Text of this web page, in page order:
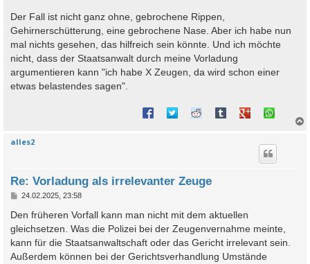
Der Fall ist nicht ganz ohne, gebrochene Rippen,
Gehirnerschütterung, eine gebrochene Nase. Aber ich habe nun
mal nichts gesehen, das hilfreich sein könnte. Und ich möchte
nicht, dass der Staatsanwalt durch meine Vorladung
argumentieren kann "ich habe X Zeugen, da wird schon einer
etwas belastendes sagen".
alles2
Re: Vorladung als irrelevanter Zeuge
B
i
r
a
g
24.02.2025, 23:58
Den früheren Vorfall kann man nicht mit dem aktuellen
gleichsetzen. Was die Polizei bei der Zeugenvernahme meinte,
kann für die Staatsanwaltschaft oder das Gericht irrelevant sein.
Außerdem können bei der Gerichtsverhandlung Umstände